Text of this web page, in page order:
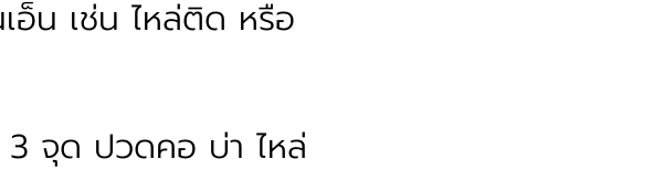
อ็น เช่น ไหล่ติด หรือ
จุด ปวดคอ บ่า ไหล่